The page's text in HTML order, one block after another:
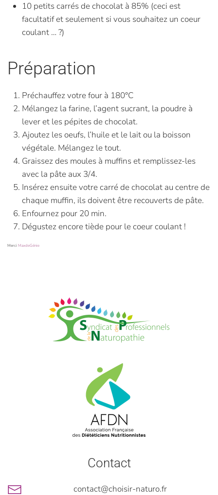
10 petits carrés de chocolat à 85% (ceci est
facultatif et seulement si vous souhaitez un coeur
coulant … ?)
Préparation
Préchauffez votre four à 180°C
Mélangez la farine, l’agent sucrant, la poudre à
lever et les pépites de chocolat.
Ajoutez les oeufs, l’huile et le lait ou la boisson
végétale. Mélangez le tout.
Graissez des moules à muffins et remplissez-les
avec la pâte aux 3/4.
Insérez ensuite votre carré de chocolat au centre de
chaque muffin, ils doivent être recouverts de pâte.
Enfournez pour 20 min.
Dégustez encore tiède pour le coeur coulant !
MerciMaxdeGénie
Contact
contact@choisir-naturo.fr